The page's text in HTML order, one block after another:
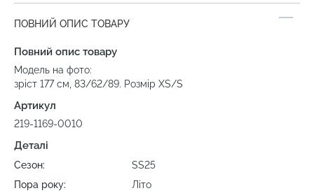
ПОВНИЙ ОПИС ТОВАРУ
Повний опис товару
Модель на фото:
зріст 177 см, 83/62/89. Розмір XS/S
Артикул
219-1169-0010
Деталі
Сезон:
SS25
Пора року:
Літо